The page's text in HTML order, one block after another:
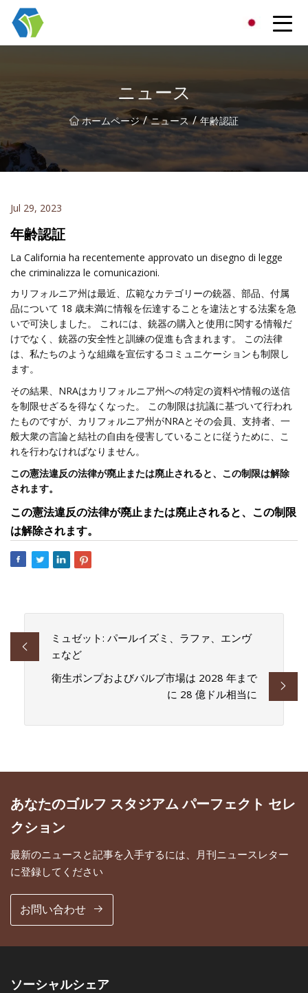
ニュース
ホームページ / ニュース / 年齢認証
Jul 29, 2023
年齢認証
La California ha recentemente approvato un disegno di legge
che criminalizza le comunicazioni.
カリフォルニア州は最近、広範なカテゴリーの銃器、部品、付属
品について 18 歳未満に情報を伝達することを違法とする法案を急
いで可決しました。 これには、銃器の購入と使用に関する情報だ
けでなく、銃器の安全性と訓練の促進も含まれます。 この法律
は、私たちのような組織を宣伝するコミュニケーションも制限し
ます。
その結果、NRAはカリフォルニア州への特定の資料や情報の送信
を制限せざるを得なくなった。 この制限は抗議に基づいて行われ
たものですが、カリフォルニア州がNRAとその会員、支持者、一
般大衆の言論と結社の自由を侵害していることに従うために、こ
れを行わなければなりません。
この憲法違反の法律が廃止または廃止されると、この制限は解除
されます。
この憲法違反の法律が廃止または廃止されると、この制限
は解除されます。
ミュゼット: パールイズミ、ラファ、エンヴ
ェなど
衛生ポンプおよびバルブ市場は 2028 年まで
に 28 億ドル相当に
あなたのゴルフ スタジアム パーフェクト セレ
クション
最新のニュースと記事を入手するには、月刊ニュースレター
に登録してください
お問い合わせ
ソーシャルシェア